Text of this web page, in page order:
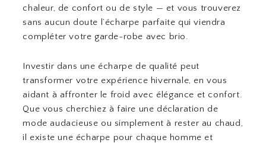
chaleur, de confort ou de style — et vous trouverez
sans aucun doute l’écharpe parfaite qui viendra
compléter votre garde-robe avec brio.
Investir dans une écharpe de qualité peut
transformer votre expérience hivernale, en vous
aidant à affronter le froid avec élégance et confort.
Que vous cherchiez à faire une déclaration de
mode audacieuse ou simplement à rester au chaud,
il existe une écharpe pour chaque homme et